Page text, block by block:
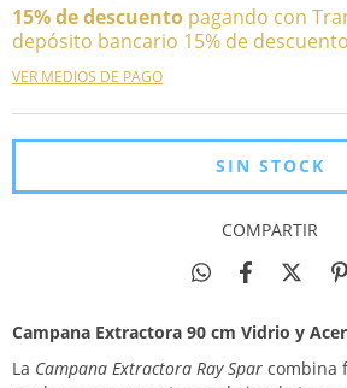
15% de descuento pagando con
depósito bancario 15% de descuento
VER MEDIOS DE PAGO
COMPARTIR
Campana Extractora 90 cm Vidrio y
La Campana Extractora Ray Spar combina